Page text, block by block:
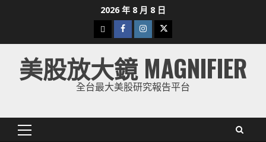
2026 年 8 月 8 日
下
載
美
股
Facebook
Instagram
Twitter
美股放大鏡 MAGNIFIER
全台最大美股研究報告平台
Primary